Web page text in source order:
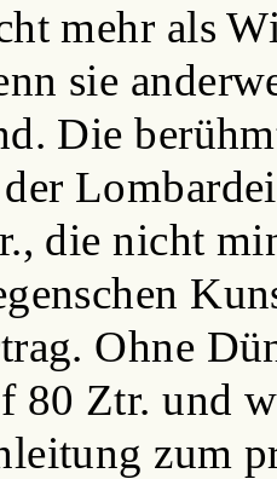
mehr als
sie
Die
die nicht
Ohne
80 Ztr. und
zum